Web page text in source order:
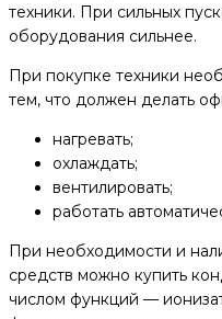
техники. При сильных
оборудования сильнее.
При покупке техники
тем, что должен делать
нагревать;
охлаждать;
вентилировать;
работать
При необходимости и
средств можно купить
числом функций —